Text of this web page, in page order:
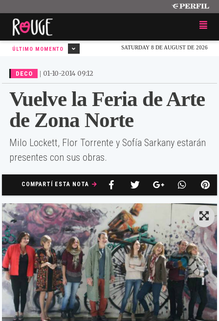
SATURDAY 8 DE AUGUST DE 2026
ÚLTIMO MOMENTO
DECO | 01-10-2014 09:12
Vuelve la Feria de Arte
de Zona Norte
Milo Lockett, Flor Torrente y Sofía Sarkany estarán
presentes con sus obras.
COMPARTÍ ESTA NOTA